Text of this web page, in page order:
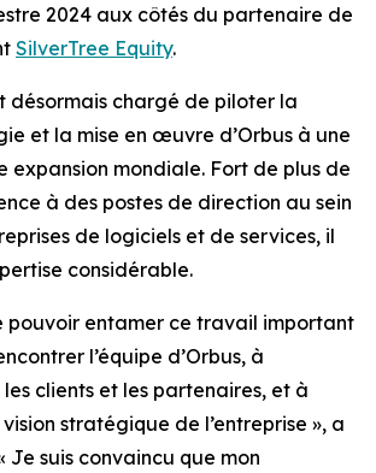
2024 aux côtés du partenaire de
SilverTree Equity.
désormais chargé de piloter la
et la mise en œuvre d’Orbus à une
expansion mondiale. Fort de plus de
à des postes de direction au sein
de logiciels et de services, il
considérable.
pouvoir entamer ce travail important
l’équipe d’Orbus, à
clients et les partenaires, et à
stratégique de l’entreprise », a
Je suis convaincu que mon